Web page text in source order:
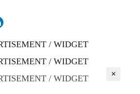
/ WIDGET
/ WIDGET
/ WIDGET
×